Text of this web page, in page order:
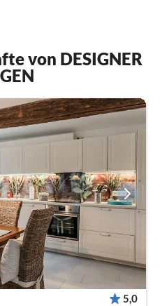
von DESIGNER
5,0